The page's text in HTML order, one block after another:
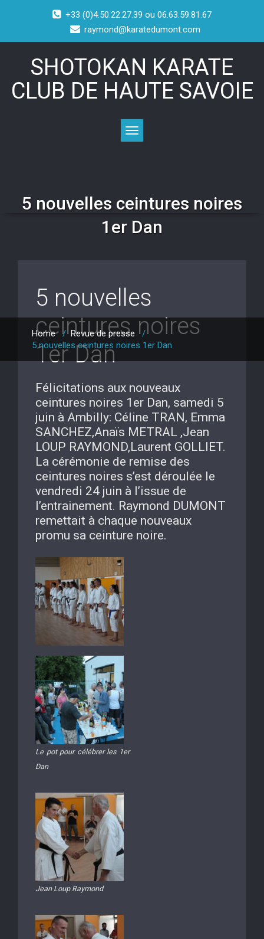
+33 (0)4.50.22.27.39 ou 06.63.59.81.67
raymond@karatedumont.com
SHOTOKAN KARATE
CLUB DE HAUTE SAVOIE
Toggle navigation
5 nouvelles ceintures noires
1er Dan
Home/Revue de presse /
5 nouvelles ceintures noires 1er Dan
5 nouvelles
ceintures noires
1er Dan
Félicitations aux nouveaux
ceintures noires 1er Dan, samedi 5
juin à Ambilly: Céline TRAN, Emma
SANCHEZ,Anaïs METRAL ,Jean
LOUP RAYMOND,Laurent GOLLIET.
La cérémonie de remise des
ceintures noires s’est déroulée le
vendredi 24 juin à l’issue de
l’entrainement. Raymond DUMONT
remettait à chaque nouveaux
promu sa ceinture noire.
Le pot pour célébrer les 1er
Dan
Jean Loup Raymond